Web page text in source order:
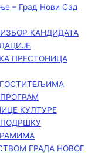
– Град Нови Сад
КАНДИДАТА
ПРЕСТОНИЦА
КУЛТУРЕ
ГРАДА НОВОГ